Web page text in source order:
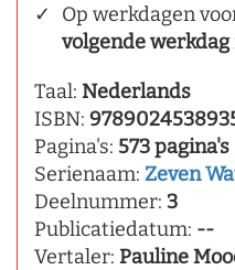
Op werkdagen
volgende werkdag
Taal: Nederlands
ISBN:
Pagina's: 573 pagina's
Serienaam: Zeven
Deelnummer: 3
Publicatiedatum: --
Vertaler: Pauline